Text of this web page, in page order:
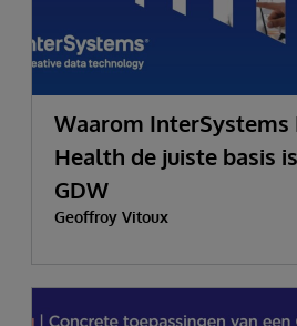
Waarom InterSystems
Health de juiste basis
GDW
Geoffroy Vitoux